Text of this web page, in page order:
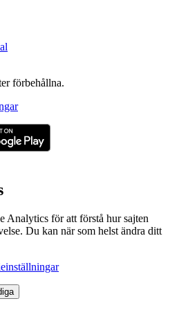
förbehållna.
Analytics för att förstå hur sajten
Du kan när som helst ändra ditt